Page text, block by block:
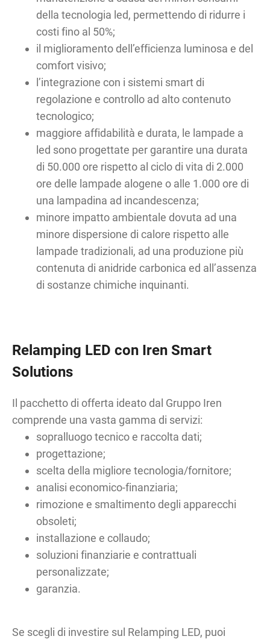
della tecnologia led, permettendo di ridurre i
costi fino al 50%;
il miglioramento dell’efficienza luminosa e del
comfort visivo;
l’integrazione con i sistemi smart di
regolazione e controllo ad alto contenuto
tecnologico;
maggiore affidabilità e durata, le lampade a
led sono progettate per garantire una durata
di 50.000 ore rispetto al ciclo di vita di 2.000
ore delle lampade alogene o alle 1.000 ore di
una lampadina ad incandescenza;
minore impatto ambientale dovuta ad una
minore dispersione di calore rispetto alle
lampade tradizionali, ad una produzione più
contenuta di anidride carbonica ed all’assenza
di sostanze chimiche inquinanti.
Relamping LED con Iren Smart
Solutions
Il pacchetto di offerta ideato dal Gruppo Iren
comprende una vasta gamma di servizi:
sopralluogo tecnico e raccolta dati;
progettazione;
scelta della migliore tecnologia/fornitore;
analisi economico-finanziaria;
rimozione e smaltimento degli apparecchi
obsoleti;
installazione e collaudo;
soluzioni finanziarie e contrattuali
personalizzate;
garanzia.
Se scegli di investire sul Relamping LED, puoi